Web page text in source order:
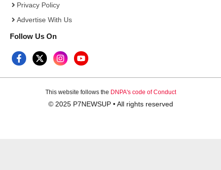
Privacy Policy
Advertise With Us
Follow Us On
This website follows the DNPA's code of Conduct
© 2025 P7NEWSUP • All rights reserved